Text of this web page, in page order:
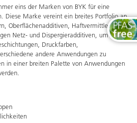
eins der Marken von BYK für eine
Diese Marke vereint ein breites Portfolio an
Oberflächenadditiven, Haftvermittlern und
Netz- und Dispergieradditiven, um die
Druckfarben,
andere Anwendungen zu
in einer breiten Palette von Anwendungen